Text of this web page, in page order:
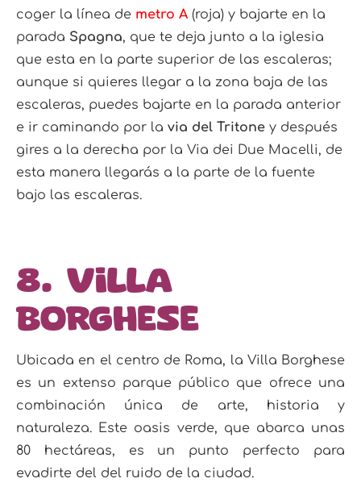
coger la línea de metro A (roja) y bajarte en la
parada Spagna, que te deja junto a la iglesia
que esta en la parte superior de las escaleras;
aunque si quieres llegar a la zona baja de las
escaleras, puedes bajarte en la parada anterior
e ir caminando por la via del Tritone y después
gires a la derecha por la Via dei Due Macelli, de
esta manera llegarás a la parte de la fuente
bajo las escaleras.
8. Villa
Borghese
Ubicada en el centro de Roma, la Villa Borghese
es un extenso parque público que ofrece una
combinación única de arte, historia y
naturaleza. Este oasis verde, que abarca unas
80 hectáreas, es un punto perfecto para
evadirte del del ruido de la ciudad.